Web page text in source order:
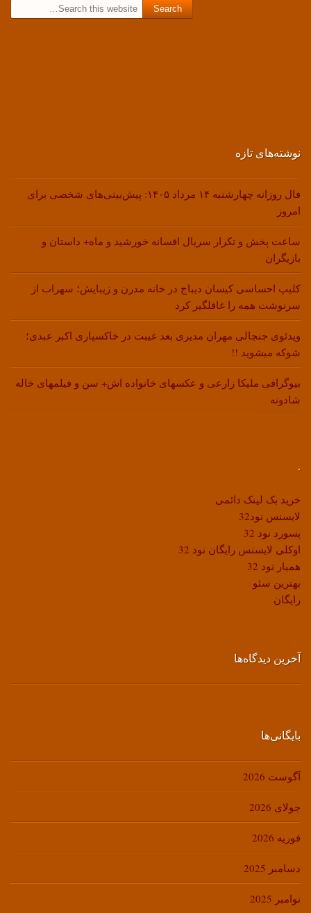
نوشته‌های تازه
فال روزانه چهارشنبه ۱۴ مرداد ۱۴۰۵: پیش‌بینی‌های شخصی برای
امروز
ساعت پخش و تکرار سریال افسانه خورشید و ماه+ داستان و
بازیگران
کلیپ احساسی کیسان دیباج در خانه مدرن و زیبایش؛ سهراب از
سرنوشت همه را غافلگیر کرد
ویدئوی جنجالی مهران مدیری بعد غیبت در خاکسپاری اکبر عبدی؛
شوکه میشوید !!
بیوگرافی ملیکا زارعی و عکسهای خانواده اش+ سن و فیلمهای خاله
شادونه
.
خرید بک لینک دائمی
لایسنس نود32
پسورد نود 32
اوکلی لایسنس رایگان نود 32
همیار نود 32
بهترین سئو
رایگان
آخرین دیدگاه‌ها
بایگانی‌ها
آگوست 2026
جولای 2026
فوریه 2026
دسامبر 2025
نوامبر 2025